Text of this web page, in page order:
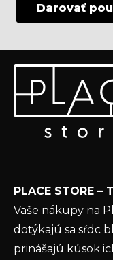
Darovať
Odoberať
Vložte svoj e-mail a
o nových
ochrany
PRIHLÁSIŤ SA
PLACE STORE
Vaše nákupy na
dotýkajú sa sŕdc
prinášajú kúsok